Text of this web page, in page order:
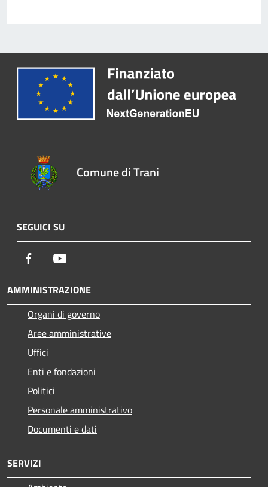
Comune di Trani
SEGUICI SU
Facebook
AMMINISTRAZIONE
Organi di governo
Aree amministrative
Uffici
Enti e fondazioni
Politici
Personale amministrativo
Documenti e dati
SERVIZI